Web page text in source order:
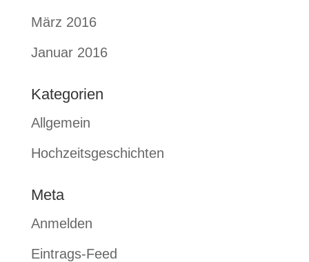
März 2016
Januar 2016
Kategorien
Allgemein
Hochzeitsgeschichten
Meta
Anmelden
Eintrags-Feed